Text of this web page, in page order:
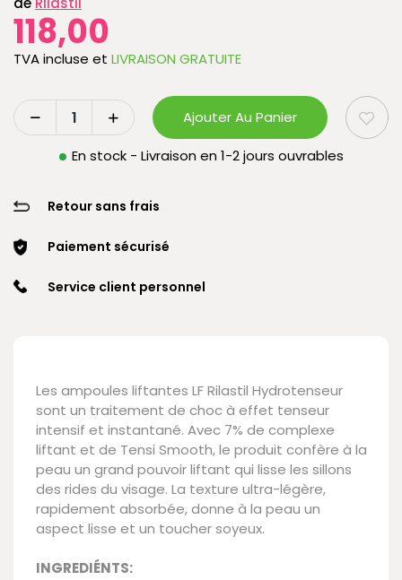
118,00
TVA incluse et LIVRAISON GRATUITE
Ajouter Au Panier
En stock - Livraison en 1-2 jours ouvrables
Retour sans frais
Paiement sécurisé
Service client personnel
Les ampoules liftantes LF Rilastil Hydrotenseur
sont un traitement de choc à effet tenseur
intensif et instantané. Avec 7% de complexe
liftant et de Tensi Smooth, le produit confère à la
peau un grand pouvoir liftant qui lisse les sillons
des rides du visage. La texture ultra-légère,
rapidement absorbée, donne à la peau un
aspect lisse et un toucher soyeux.
INGREDIÉNTS: